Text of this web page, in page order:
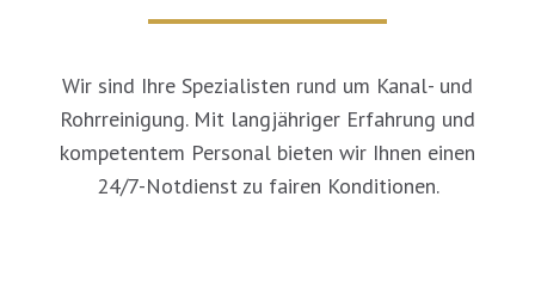
Wir sind Ihre Spezialisten rund um Kanal- und
Rohrreinigung. Mit langjähriger Erfahrung und
kompetentem Personal bieten wir Ihnen einen
24/7-Notdienst zu fairen Konditionen.